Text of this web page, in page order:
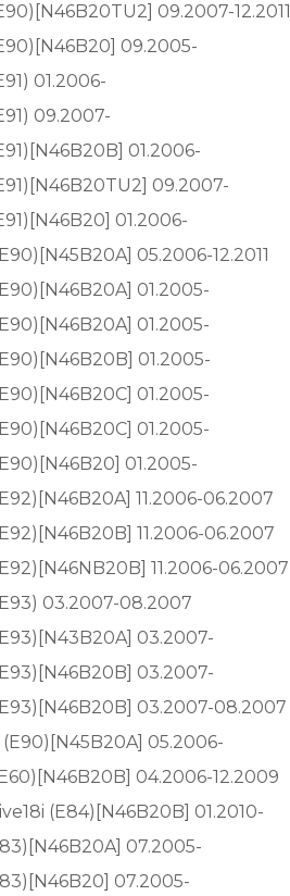
09.2007-12.2011
09.2005-
01.2006-
09.2007-
01.2006-
09.2007-
01.2006-
05.2006-12.2011
01.2005-
01.2005-
01.2005-
01.2005-
01.2005-
01.2005-
11.2006-06.2007
11.2006-06.2007
11.2006-06.2007
03.2007-08.2007
03.2007-
03.2007-
03.2007-08.2007
05.2006-
04.2006-12.2009
(E84)[N46B20B] 01.2010-
07.2005-
07.2005-